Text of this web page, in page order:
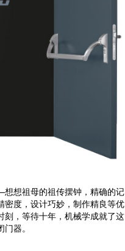
想祖母的祖传摆钟，精确的记
密度，设计巧妙，制作精良等优
刻，等待十年，机械学成就了这
器。